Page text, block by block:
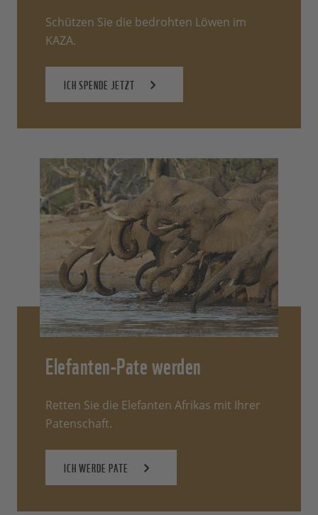
Schützen Sie die bedrohten Löwen im
KAZA.
ICH SPENDE JETZT
Elefanten-Pate werden
Retten Sie die Elefanten Afrikas mit Ihrer
Patenschaft.
ICH WERDE PATE